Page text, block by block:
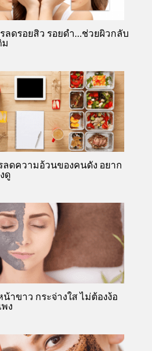
ลดรอยสิว รอยดำ…ช่วยผิวกลับ
ม
ลดความอ้วนของคนดัง อยาก
ดู
าขาว กระจ่างใส ไม่ต้องง้อ
ง